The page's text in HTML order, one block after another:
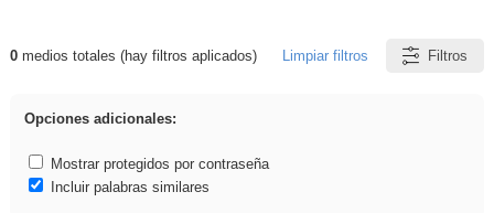
Resultados de: cortar
0medios totales (hay filtros aplicados) Limpiar filtros Filtros
Opciones adicionales:
Mostrar protegidos por contraseña
Incluir palabras similares